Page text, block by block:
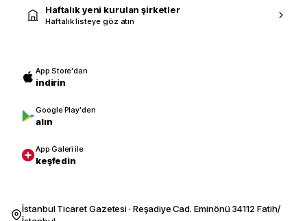
Haftalık yeni kurulan şirketler
Haftalık listeye göz atın
App Store'dan
indirin
Google Play'den
alın
App Galeri ile
keşfedin
İstanbul Ticaret Gazetesi · Reşadiye Cad. Eminönü 34112 Fatih/